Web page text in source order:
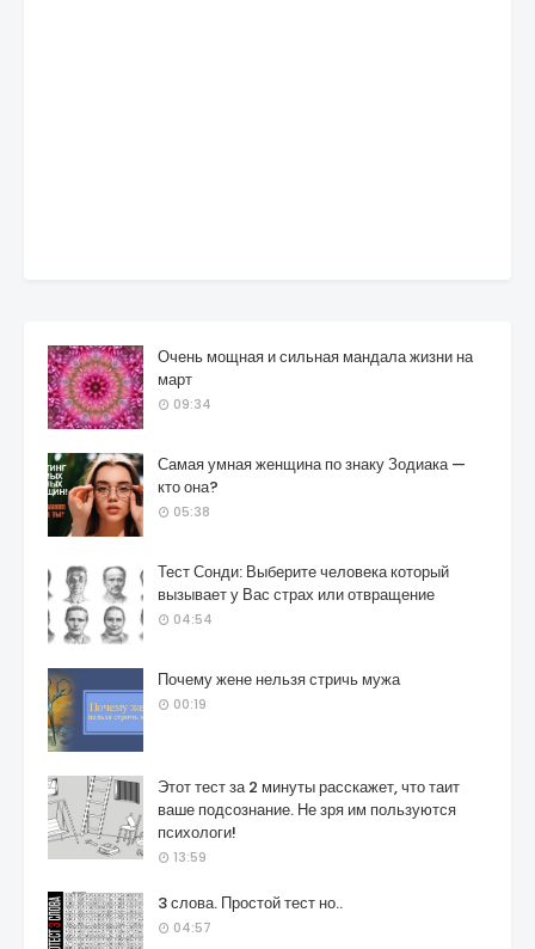
Очень мощная и сильная мандала жизни на
март
09:34
Самая умная женщина по знаку Зодиака —
кто она?
05:38
Тест Сонди: Выберите человека который
вызывает у Вас страх или отвращение
04:54
Почему жене нельзя стричь мужа
00:19
Этот тест за 2 минуты расскажет, что таит
ваше подсознание. Не зря им пользуются
психологи!
13:59
3 слова. Простой тест но..
04:57